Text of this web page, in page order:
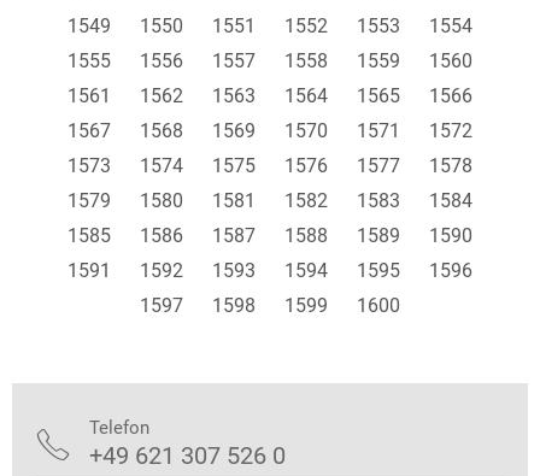
1549
1550 1551 1552 1553
1554
1555
1556 1557 1558 1559
1560
1561
1562 1563 1564 1565
1566
1567
1568 1569 1570 1571
1572
1573
1574 1575 1576 1577
1578
1579
1580 1581 1582 1583
1584
1585
1586 1587 1588 1589
1590
1591
1592 1593 1594 1595
1596
1597
1598 1599 1600
 Telefon
+49 621 307 526 0